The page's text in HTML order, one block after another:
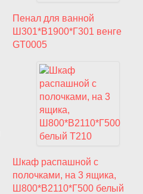
Пенал для ванной
Ш301*В1900*Г301 венге
GT0005
Шкаф распашной с
полочками, на 3 ящика,
Ш800*В2110*Г500 белый